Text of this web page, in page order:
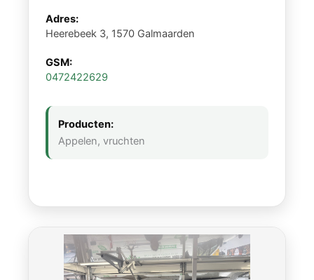
Adres:
Heerebeek 3, 1570 Galmaarden
GSM:
0472422629
Producten:
Appelen, vruchten